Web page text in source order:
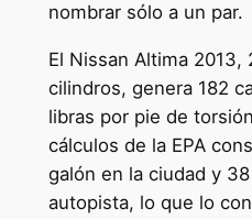
nombrar sólo a un par.
El Nissan Altima
cilindros, genera 182
libras por pie de
cálculos de la EPA
galón en la ciudad y
autopista, lo que lo